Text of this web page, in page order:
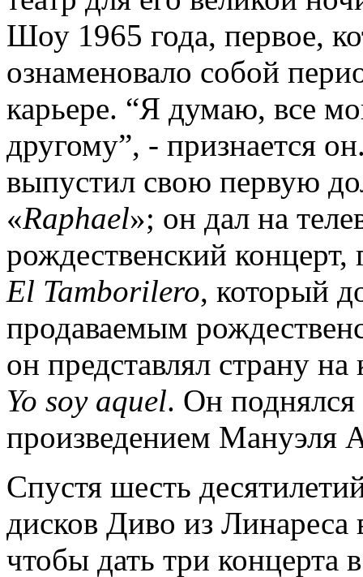
Шоу 1965 года, первое,
ознаменовало собой
карьере. “Я думаю, все
другому”, - признается
выпустил свою первую
«Raphael»; он дал на
рождественский концерт,
El Tamborilero, который
продаваемым
он представлял страну
Yo soy aquel. Он поднялся
произведением Мануэля
Спустя шесть
дисков Диво из Линареса
чтобы дать три концерта